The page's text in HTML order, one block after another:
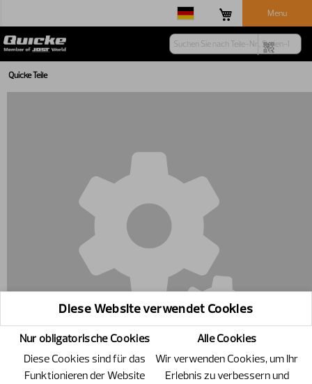
Menu
Quicke Teile
Diese Website verwendet Cookies
Nur obligatorische Cookies
Diese Cookies sind für das
Funktionieren der Website
Alle Cookies
Wir verwenden Cookies, um Ihr
Erlebnis zu verbessern und